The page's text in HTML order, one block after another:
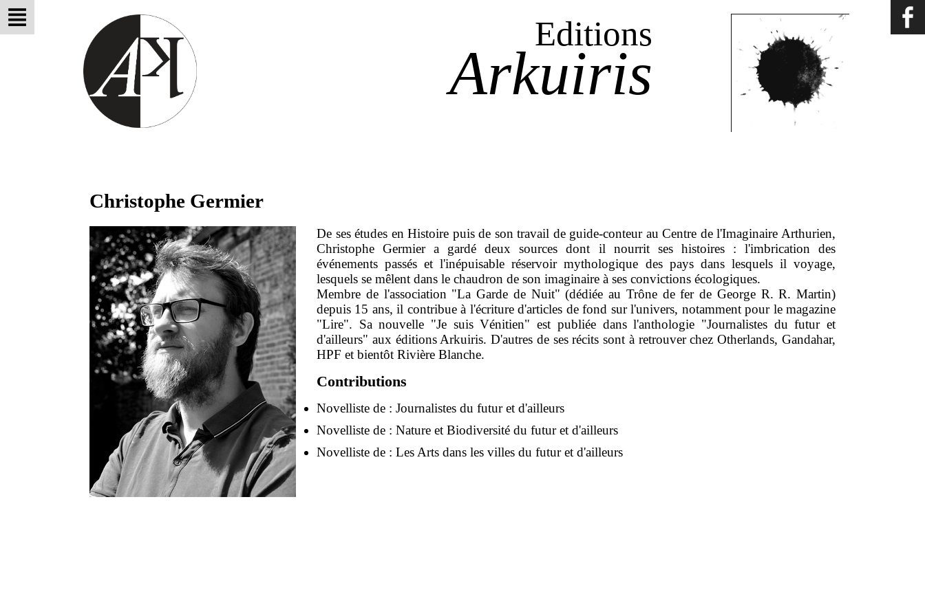
Editions
Arkuiris
Christophe Germier
De ses études en Histoire puis de son travail de guide-conteur au Centre de l'Imaginaire Arthurien,
Christophe Germier a gardé deux sources dont il nourrit ses histoires : l'imbrication des
événements passés et l'inépuisable réservoir mythologique des pays dans lesquels il voyage,
lesquels se mêlent dans le chaudron de son imaginaire à ses convictions écologiques.
Membre de l'association "La Garde de Nuit" (dédiée au Trône de fer de George R. R. Martin)
depuis 15 ans, il contribue à l'écriture d'articles de fond sur l'univers, notamment pour le magazine
"Lire". Sa nouvelle "Je suis Vénitien" est publiée dans l'anthologie "Journalistes du futur et
d'ailleurs" aux éditions Arkuiris. D'autres de ses récits sont à retrouver chez Otherlands, Gandahar,
HPF et bientôt Rivière Blanche.
Contributions
Novelliste de : Journalistes du futur et d'ailleurs
Novelliste de : Nature et Biodiversité du futur et d'ailleurs
Novelliste de : Les Arts dans les villes du futur et d'ailleurs